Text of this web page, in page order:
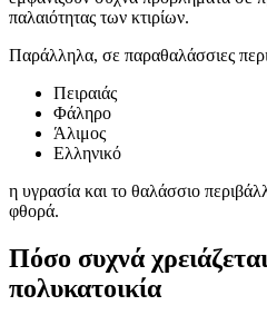
παλαιότητας των κτιρίων.
Παράλληλα, σε παραθαλάσσιες
Πειραιάς
Φάληρο
Άλιμος
Ελληνικό
η υγρασία και το θαλάσσιο
φθορά.
Πόσο συχνά
πολυκατοικία